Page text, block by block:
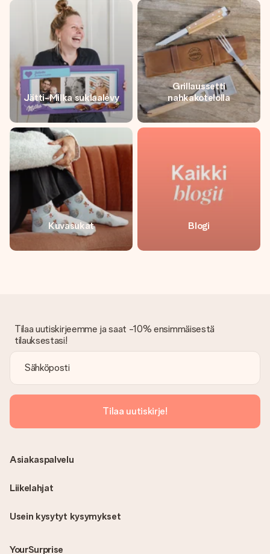
Jätti-Milka suklaalevy
Grillaussetti
nahkakotelolla
Kuvasukat Blogi
Tilaa uutiskirjeemme ja saat -10% ensimmäisestä
tilauksestasi!
Tilaa uutiskirje!
Usein kysytyt kysymykset
YourSurprise
Asiakaspalvelu
Liikelahjat